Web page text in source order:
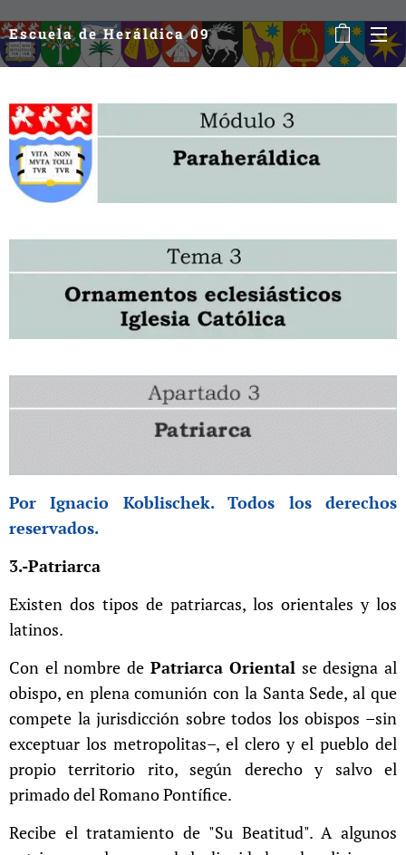
Escuela de Heráldica 09
Por Ignacio Koblischek. Todos los derechos
reservados.
3.-Patriarca
Existen dos tipos de patriarcas, los orientales y los
latinos.
Con el nombre de Patriarca Oriental se designa al
obispo, en plena comunión con la Santa Sede, al que
compete la jurisdicción sobre todos los obispos –sin
exceptuar los metropolitas–, el clero y el pueblo del
propio territorio rito, según derecho y salvo el
primado del Romano Pontífice.
Recibe el tratamiento de "Su Beatitud". A algunos